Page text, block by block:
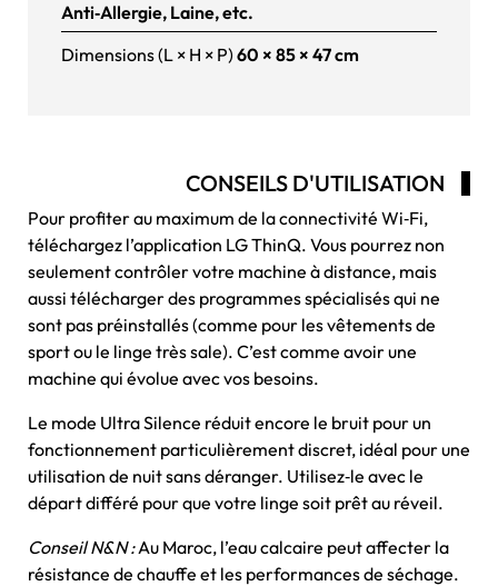
Anti‑Allergie, Laine, etc.
Dimensions (L × H × P) 60 × 85 × 47 cm
CONSEILS D'UTILISATION
Pour profiter au maximum de la connectivité Wi‑Fi,
téléchargez l’application LG ThinQ. Vous pourrez non
seulement contrôler votre machine à distance, mais
aussi télécharger des programmes spécialisés qui ne
sont pas préinstallés (comme pour les vêtements de
sport ou le linge très sale). C’est comme avoir une
machine qui évolue avec vos besoins.
Le mode Ultra Silence réduit encore le bruit pour un
fonctionnement particulièrement discret, idéal pour une
utilisation de nuit sans déranger. Utilisez‑le avec le
départ différé pour que votre linge soit prêt au réveil.
Conseil N&N :Au Maroc, l’eau calcaire peut affecter la
résistance de chauffe et les performances de séchage.